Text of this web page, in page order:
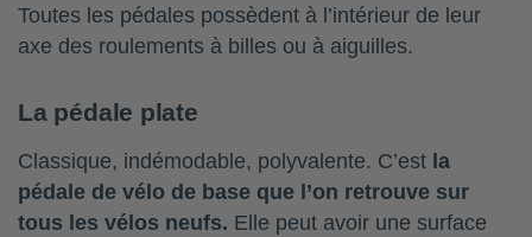
Toutes les pédales possèdent à l’intérieur de leur
axe des roulements à billes ou à aiguilles.
La pédale plate
Classique, indémodable, polyvalente. C’est la
pédale de vélo de base que l’on retrouve sur
tous les vélos neufs. Elle peut avoir une surface